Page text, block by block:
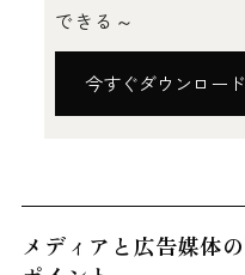
できる～
今すぐダウンロード
メディアと広告媒体